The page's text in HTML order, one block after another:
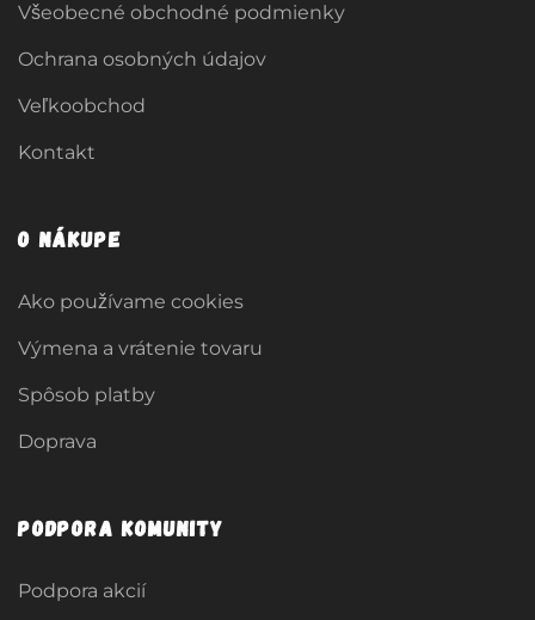
Všeobecné obchodné podmienky
Ochrana osobných údajov
Veľkoobchod
Kontakt
O nákupe
Ako používame cookies
Výmena a vrátenie tovaru
Spôsob platby
Doprava
Podpora komunity
Podpora akcií